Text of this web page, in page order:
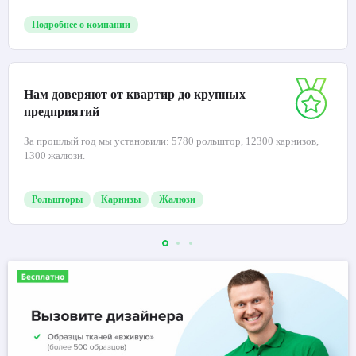
Подробнее о компании
Нам доверяют от квартир до крупных
предприятий
За прошлый год мы установили: 5780 рольштор, 12300 карнизов,
1300 жалюзи.
Рольшторы Карнизы Жалюзи